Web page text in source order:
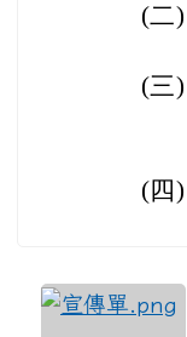
(二)
(三)
(四)